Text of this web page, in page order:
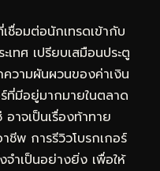
ชื่อมต่อนักเทรดเข้ากับ
ทศ เปรียบเสมือนประตู
ความผันผวนของค่าเงิน
ที่มีอยู่มากมายในตลาด
อาจเป็นเรื่องท้าทาย
ชีพ การรีวิวโบรกเกอร์
จำเป็นอย่างยิ่ง เพื่อให้